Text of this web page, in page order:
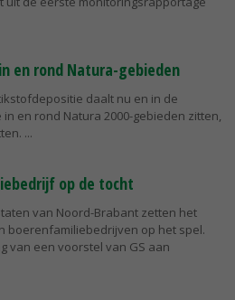
en rond Natura-gebieden
daalt nu en in de
en rond Natura 2000-gebieden zitten,
op de tocht
van Noord-Brabant zetten het
boerenfamiliebedrijven op het spel.
van een voorstel van GS aan